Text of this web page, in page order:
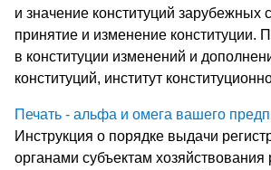
и значение конституций зарубежных
принятие и изменение конституции.
в конституции изменений и
конституций, институт
Печать - альфа и омега вашего
Инструкция о порядке выдачи
органами субъектам